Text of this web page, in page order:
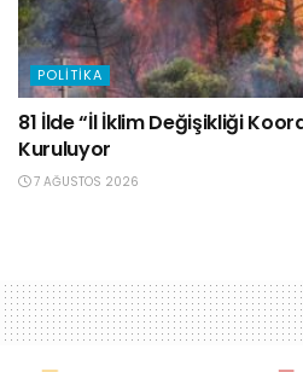
POLITIKA
81 İlde “İl İklim Değişikliği
Kuruluyor
7 AĞUSTOS 2026